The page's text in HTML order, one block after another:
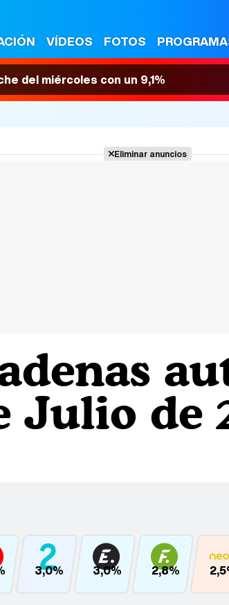
VÍDEOS FOTOS
del miércoles con un 9,1%
Eliminar anuncios
Julio de
3,0% 3,0% 2,8%